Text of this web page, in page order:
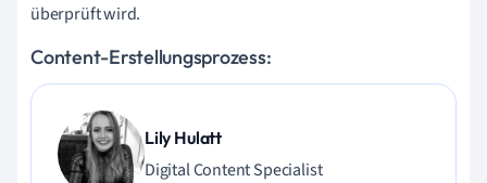
überprüft wird.
Content-Erstellungsprozess:
Lily Hulatt
Digital Content Specialist